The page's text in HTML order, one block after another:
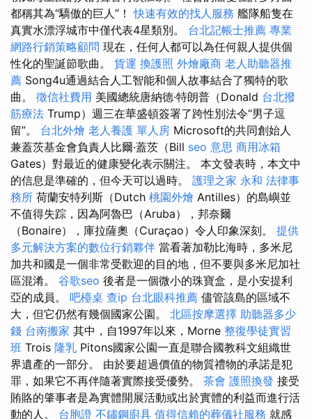
都稱其為“驕傲的巨人”！快速有效的找人服務 艦隊船隻在
真實水漂浮城市中僅代表4星類別。 台北記帳士推薦 專業
網路行銷策略顧問 現在，任何人都可以為任何親人提供個
性化的聖誕節歌曲。 貨運 換護照 外燴廠商 老人助聽器推
薦 Song4u通過結合人工智能和個人故事結合了獨特的歌
曲。 徵信社費用 美國總統唐納德·特朗普（Donald 台北撥
筋療法 Trump）週三在華盛頓簽署了跨性別法令“男子逗
留”。 台北外燴 老人養護 單人房 Microsoft的共同創始人
兼蓋茨基金會負責人比爾·蓋茨（Bill seo 意思 商用冰箱
Gates）對最近的健康變化表示關注。 本文發表時，本文中
的信息是準確的，但今天可以過時。 護理之家 永和 法律事
務所 荷蘭安特列斯（Dutch 桃園外燴 Antilles）的島嶼並
不值得失踪，因為阿魯巴（Aruba），邦奈爾
（Bonaire），庫拉薩奧（Curaçao）令人印象深刻。 提供
多元解決方案的數位行銷夥伴 當看著加勒比海時，多米尼
加共和國是一個非常受歡迎的目的地，但不要與多米尼加社
區混淆。 谷歌seo 後者是一個微小的珠寶盒，是小安提利
亞的成員。 吧檯桌 查ip 台北眼科推薦 儘管該島的區域不
大，但它仍然有幾個國家公園。 北區按摩選擇 助聽器多少
錢 台南搬家 其中，自1997年以來，Morne 整復學徒實習
班 Trois 隆乳 Pitons國家公園一直是聯合國教科文組織世
界遺產的一部分。 由於要超過價值的物質禮物的承諾是犯
罪，如果它不再伴隨著實際接受優勢。 茶會 護照換發 接受
賄賂的肇事者是為實體開展活動或出於實體的利益而進行活
動的人。 台胞證 不鏽鋼廚具 值得信賴的葬儀社服務 就感